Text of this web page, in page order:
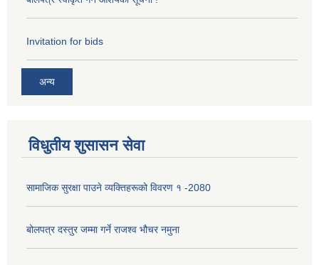
Invitation for bids
अन्य
विधुतीय शुसासन सेवा
सामाजिक सुरक्षा पाउने व्यक्तिहरूको विवरण १ -2080
बोलपत्र दस्तुर जम्मा गर्ने राजश्व भौचर नमुना